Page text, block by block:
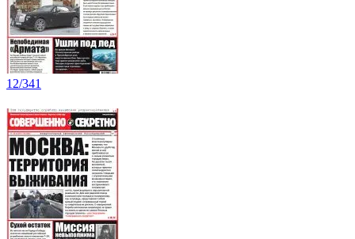
12/341